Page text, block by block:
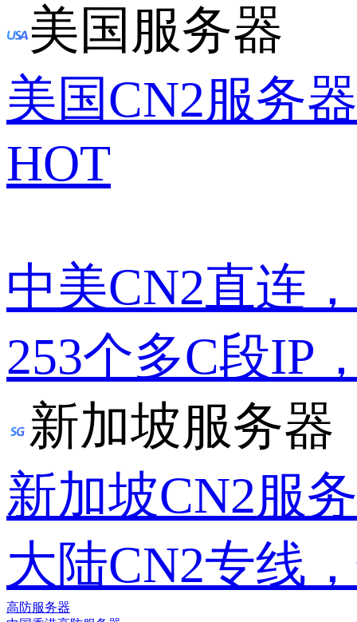
美国服务器
美国CN2服务器
HOT
中美CN2直连
253个多C段IP
新加坡服务器
新加坡CN2服
大陆CN2专线
高防服务器